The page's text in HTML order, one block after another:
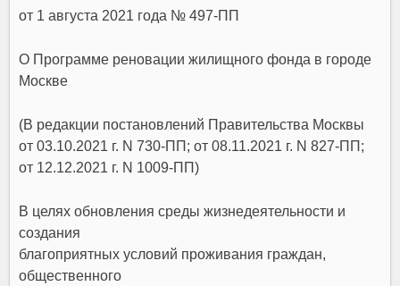
от 1 августа 2021 года № 497-ПП
О Программе реновации жилищного фонда в городе
Москве
(В редакции постановлений Правительства Москвы
от 03.10.2021 г. N 730-ПП ;от 08.11.2021 г. N 827-ПП ;
от 12.12.2021 г. N 1009-ПП)
В целях обновления среды жизнедеятельности и
создания
благоприятных условий проживания граждан,
общественного